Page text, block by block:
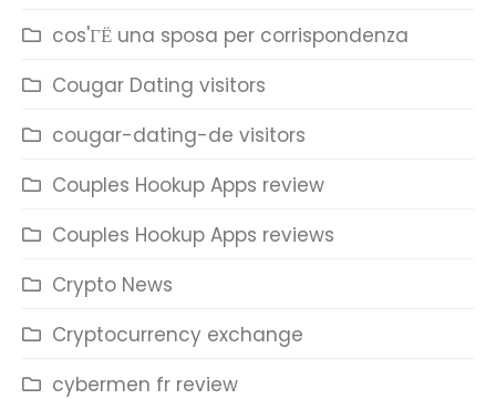
cos'ГЁ una sposa per corrispondenza
Cougar Dating visitors
cougar-dating-de visitors
Couples Hookup Apps review
Couples Hookup Apps reviews
Crypto News
Cryptocurrency exchange
cybermen fr review